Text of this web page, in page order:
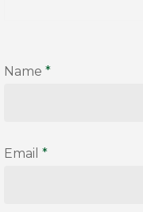
Name *
Email *